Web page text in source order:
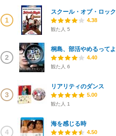
1
スクール・オブ・ロック
4.38
観た人 5
2
桐島、部活やめるってよ
4.40
観た人 6
3
リアリティのダンス
5.00
観た人 1
4
海を感じる時
4.50